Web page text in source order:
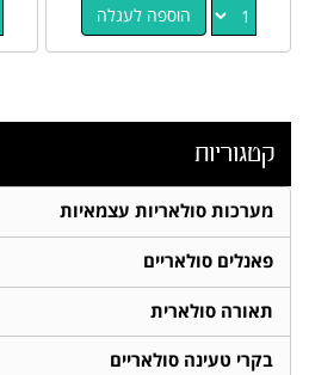
הוספה לעגלה
קטגוריות
מערכות סולאריות עצמאיות
פאנלים סולאריים
תאורה סולארית
בקרי טעינה סולאריים